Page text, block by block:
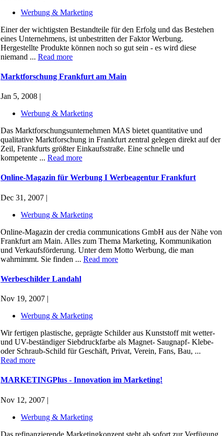
Werbung & Marketing
Einer der wichtigsten Bestandteile für den Erfolg und das Bestehen
eines Unternehmens, ist unbestritten der Faktor Werbung.
Hergestellte Produkte können noch so gut sein - es wird diese
niemand ... Read more
Marktforschung Frankfurt am Main
Jan 5, 2008 |
Werbung & Marketing
Das Marktforschungsunternehmen MAS bietet quantitative und
qualitative Marktforschung in Frankfurt zentral gelegen direkt auf der
Zeil, Frankfurts größter Einkaufsstraße. Eine schnelle und
kompetente ... Read more
Online-Magazin für Werbung I Werbeagentur Frankfurt
Dec 31, 2007 |
Werbung & Marketing
Online-Magazin der credia communications GmbH aus der Nähe von
Frankfurt am Main. Alles zum Thema Marketing, Kommunikation
und Verkaufsförderung. Unter dem Motto Werbung, die man
wahrnimmt. Sie finden ... Read more
Werbeschilder Landahl
Nov 19, 2007 |
Werbung & Marketing
Wir fertigen plastische, geprägte Schilder aus Kunststoff mit wetter-
und UV-beständiger Siebdruckfarbe als Magnet- Saugnapf- Klebe-
oder Schraub-Schild für Geschäft, Privat, Verein, Fans, Bau, ...
Read more
MARKETINGPlus - Innovation im Marketing!
Nov 12, 2007 |
Werbung & Marketing
Das refinanzierende Marketingkonzept steht ab sofort zur Verfügung.